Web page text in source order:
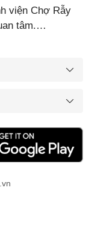
viện Chợ Rẫy
tâm.…